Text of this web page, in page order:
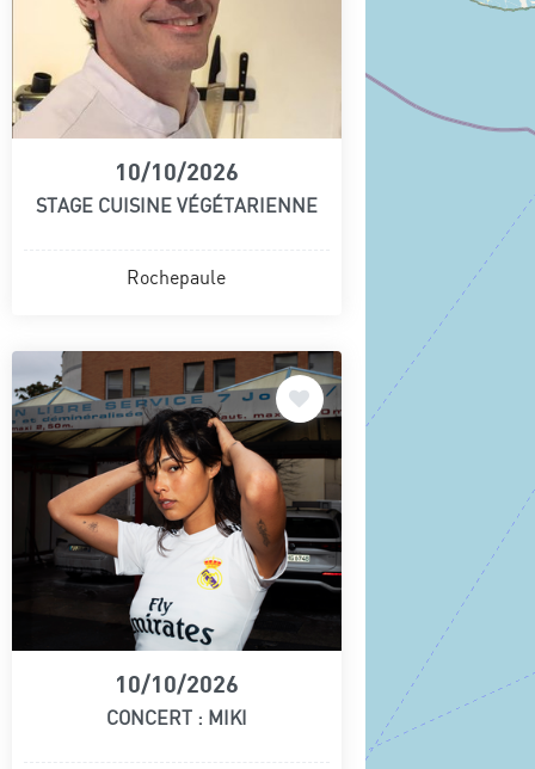
10/10/2026
STAGE CUISINE VÉGÉTARIENNE
Rochepaule
10/10/2026
CONCERT : MIKI